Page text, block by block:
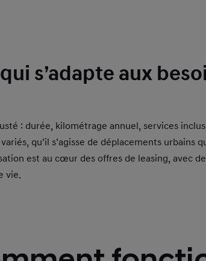
s’adapte aux
: durée, kilométrage annuel, services
qu’il s’agisse de déplacements urbains
est au cœur des offres de leasing, avec
vie.